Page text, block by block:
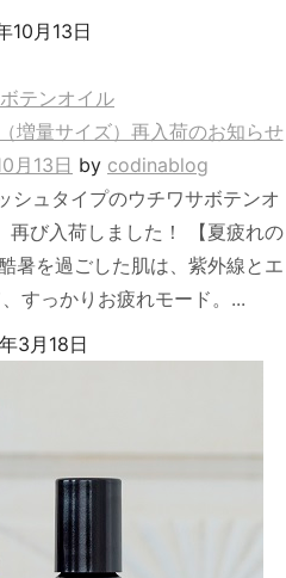
10月13日
テンオイル
増量サイズ）再入荷のお知らせ
月13日 by codinablog
シュタイプのウチワサボテンオ
び入荷しました！ 【夏疲れの
暑を過ごした肌は、紫外線とエ
すっかりお疲れモード。...
3月18日